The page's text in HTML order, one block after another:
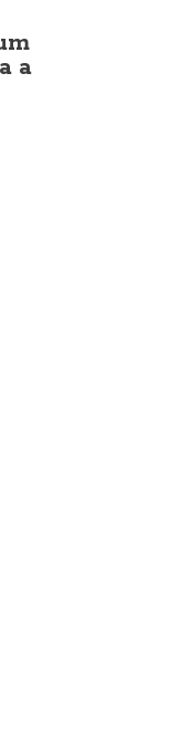
a